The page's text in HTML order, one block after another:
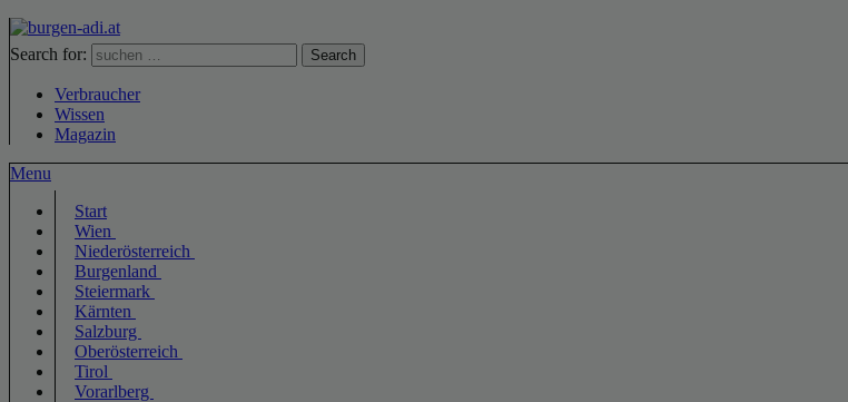
Search for: Search
Verbraucher
Wissen
Magazin
Menu
Start
Wien
Niederösterreich
Burgenland
Steiermark
Kärnten
Salzburg
Oberösterreich
Tirol
Vorarlberg